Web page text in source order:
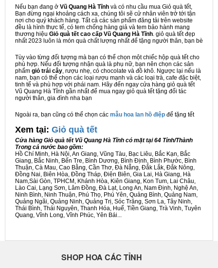
Nếu bạn đang ở Vũ Quang Hà Tĩnh và có nhu cầu mua Giỏ quà tết,
Bạn đừng ngại khoảng cách xa, chúng tôi sẽ cử nhân viên trở tới tận
nơi cho quý khách hàng. Tất cả các sản phẩm đăng tải trên website
đều là hình thực tế, có tem chống hàng giả và tem bảo hành mang
thương hiệu Giỏ quà tết cao cấp Vũ Quang Hà Tĩnh. giỏ quà tết đẹp
nhất 2023 luôn là món quà chất lượng nhất để tặng người thân, bạn bè
Tùy vào từng đối tượng mà bạn có thể chọn một chiếc hộp quà tết cho
phù hợp. Nếu đối tượng nhận quà là phụ nữ, bạn nên chọn các sản
phẩm giỏ trái cây, rượu nhẹ, có chocolate và đồ khô. Ngược lại nếu là
nam, bạn có thể chọn các loại rượu mạnh và các loại trà, cafe đặc biệt,
tinh tế và phù hợp với phái nam. Hãy đến ngay cửa hàng giỏ quà tết
Vũ Quang Hà Tĩnh gần nhất để mua ngay giỏ quà tết tặng đối tác
người thân, gia đình nha bạn
Ngoài ra, bạn cũng có thể chọn các mẫu hoa lan hồ điệp để tặng tết
Xem tại: Giỏ quà tết
Cửa hàng Giỏ quà tết Vũ Quang Hà Tĩnh có mặt tại 64 Tỉnh/Thành
Trong cả nước bao gồm:
Hồ Chí Minh, Hà Nội, An Giang, Vũng Tàu, Bạc Liêu, Bắc Kạn, Bắc
Giang, Bắc Ninh, Bến Tre, Bình Dương, Bình Định, Bình Phước, Bình
Thuận, Cà Mau, Cao Bằng, Cần Thơ, Đà Nẵng, Đắk Lắk, Đắk Nông,
Đồng Nai, Biên Hòa, Đồng Tháp, Điện Biên, Gia Lai, Hà Giang, Hà
Nam,Sài Gòn, TPHCM, Khánh Hòa, Kiên Giang, Kon Tum, Lai Châu,
Lào Cai, Lạng Sơn, Lâm Đồng, Đà Lạt, Long An, Nam Định, Nghệ An,
Ninh Bình, Ninh Thuận, Phú Thọ, Phú Yên, Quảng Bình, Quảng Nam,
Quảng Ngãi, Quảng Ninh, Quảng Trị, Sóc Trăng, Sơn La, Tây Ninh,
Thái Bình, Thái Nguyên, Thanh Hóa, Huế, Tiền Giang, Trà Vinh, Tuyên
Quang, Vĩnh Long, Vĩnh Phúc, Yên Bái...
SHOP HOA CÁC TỈNH